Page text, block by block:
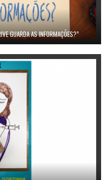
GUARDA AS INFORMAÇÕES?”